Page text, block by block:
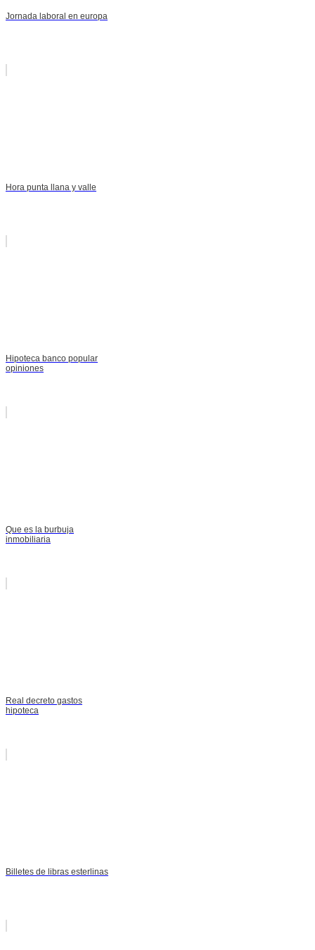
Jornada laboral en europa
Hora punta llana y valle
Hipoteca banco popular
opiniones
Que es la burbuja
inmobiliaria
Real decreto gastos
hipoteca
Billetes de libras esterlinas